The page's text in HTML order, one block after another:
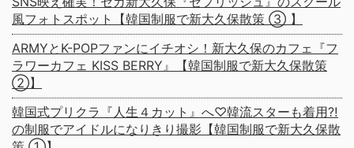
風フォトスポット【韓国制服で新大久保散策 ③ 】
ARMYとK-POPファンにイチオシ！新大久保のカフェ『フ
ラワーカフェ KISS BERRY』【韓国制服で新大久保散策
②】
韓国式プリクラ『人生４カット』へ♡韓流スターも着用⁈
の制服でアイドルになりきり撮影【韓国制服で新大久保散